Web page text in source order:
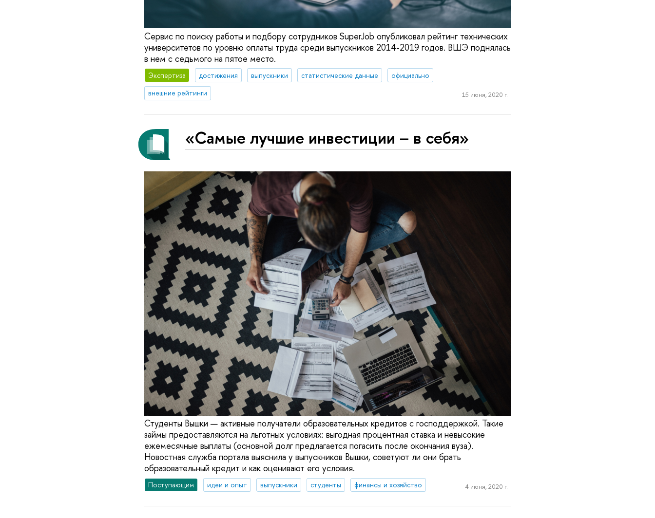
Сервис по поиску работы и подбору сотрудников SuperJob опубликовал рейтинг технических
университетов по уровню оплаты труда среди выпускников 2014-2019 годов. ВШЭ поднялась
в нем с седьмого на пятое место.
Экспертиза достижения выпускники статистические данные
официально
внешние рейтинги
15 июня, 2020 г.
«Самые лучшие инвестиции – в себя»
Студенты Вышки — активные получатели образовательных кредитов с господдержкой. Такие
займы предоставляются на льготных условиях: выгодная процентная ставка и невысокие
ежемесячные выплаты (основной долг предлагается погасить после окончания вуза).
Новостная служба портала выяснила у выпускников Вышки, советуют ли они брать
образовательный кредит и как оценивают его условия.
Поступающим идеи и опыт выпускники студенты финансы и хозяйство 4 июня, 2020 г.